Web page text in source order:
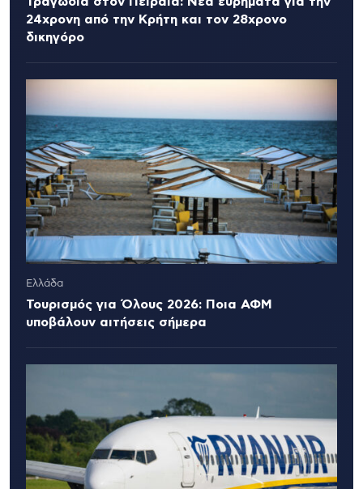
24χρονη από την Κρήτη και τον 28χρονο
δικηγόρο
Ελλάδα
Τουρισμός για Όλους 2026: Ποια ΑΦΜ
υποβάλουν αιτήσεις σήμερα